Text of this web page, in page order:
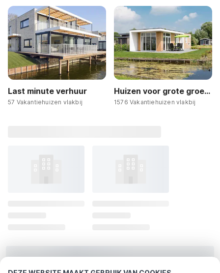
Last minute verhuur
57 Vakantiehuizen vlakbij
Huizen voor grote groepen
1576 Vakantiehuizen vlakbij